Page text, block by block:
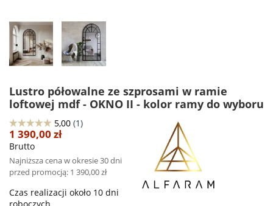
Lustro półowalne ze szprosami w ramie
loftowej mdf - OKNO II - kolor ramy do wyboru
1 390,00 zł
Brutto
Najniższa cena w okresie 30 dni
przed promocją: 1 390,00 zł
Czas realizacji około 10 dni